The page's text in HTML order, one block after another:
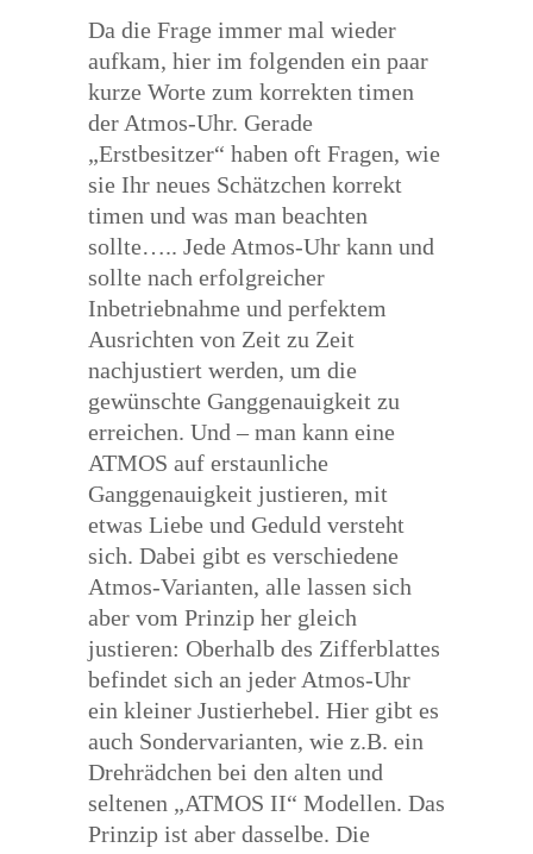
Da die Frage immer mal wieder
aufkam, hier im folgenden ein paar
kurze Worte zum korrekten timen
der Atmos-Uhr. Gerade
„Erstbesitzer“ haben oft Fragen, wie
sie Ihr neues Schätzchen korrekt
timen und was man beachten
sollte….. Jede Atmos-Uhr kann und
sollte nach erfolgreicher
Inbetriebnahme und perfektem
Ausrichten von Zeit zu Zeit
nachjustiert werden, um die
gewünschte Ganggenauigkeit zu
erreichen. Und – man kann eine
ATMOS auf erstaunliche
Ganggenauigkeit justieren, mit
etwas Liebe und Geduld versteht
sich. Dabei gibt es verschiedene
Atmos-Varianten, alle lassen sich
aber vom Prinzip her gleich
justieren: Oberhalb des Zifferblattes
befindet sich an jeder Atmos-Uhr
ein kleiner Justierhebel. Hier gibt es
auch Sondervarianten, wie z.B. ein
Drehrädchen bei den alten und
seltenen „ATMOS II“ Modellen. Das
Prinzip ist aber dasselbe. Die